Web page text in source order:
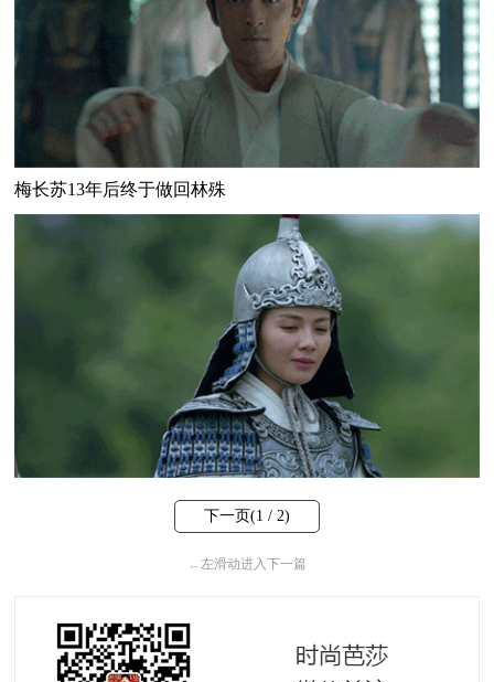
梅长苏13年后终于做回林殊
下一页(1 / 2)
←左滑动进入下一篇